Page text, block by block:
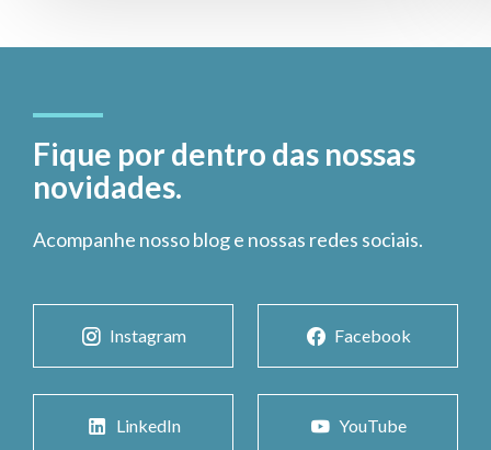
Fique por dentro das nossas
novidades.
Acompanhe nosso blog e nossas redes sociais.
Instagram Facebook
LinkedIn YouTube